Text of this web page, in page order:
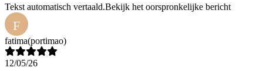
Tekst automatisch vertaald.Bekijk het oorspronkelijke bericht
F
fatima(portimao)
12/05/26